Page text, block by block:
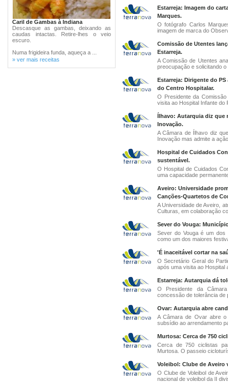
Caril de Gambas à Indiana
Descasque as gambas, deixando as
caudas intactas. Retire-lhes o veio
escuro.
Numa frigideira funda, aqueça a ...
» ver mais receitas
Estarreja: Imagem do
Marques.
O fotógrafo Carlos
imagem de marca do
Comissão de Utentes
Estarreja.
A Comissão de Utentes
preocupação e solicitando o
Estarreja: Dirigente do
do Centro Hospitalar.
O Presidente da
visita ao Hospital Infante do
Ílhavo: Autarquia diz que
Inovação.
A Câmara de Ílhavo diz
Inovação mas admite a
Hospital de Cuidados
sustentável.
O Hospital de Cuidados
uma capacidade
Aveiro: Universidade
Canções-Quartetos de
A Universidade de Aveiro,
Culturas, em colaboração
Sever do Vouga:
Sever do Vouga é um
como um dos maiores
'É inaceitável cortar na
O Secretário Geral do
após uma visita ao Hospital
Estarreja: Autarquia dá
O Presidente da
concessão de tolerância de
Ovar: Autarquia abre
A Câmara de Ovar abre o
subsídio ao arrendamento
Murtosa: Cerca de 750
Cerca de 750 ciclistas
Murtosa. O passeio
Voleibol: Clube de Aveiro
O Clube de Voleibol de
nacional de voleibol da II